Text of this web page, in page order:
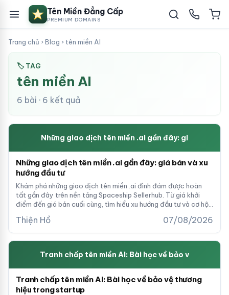
Tên Miền Đẳng Cấp
PREMIUM DOMAINS
Trang chủ ›Blog › tên miền AI
🏷 TAG
tên miền AI
6 bài · 6 kết quả
Những giao dịch tên miền .ai gần đây: gi
Những giao dịch tên miền .ai gần đây: giá bán và xu
hướng đầu tư
Khám phá những giao dịch tên miền .ai đình đám được hoàn
tất gần đây trên nền tảng Spaceship Sellerhub. Từ giá khởi
điểm đến giá bán cuối cùng, tìm hiểu xu hướng đầu tư và cơ hội
Thiện Hồ 07/08/2026
Tranh chấp tên miền AI: Bài học về bảo v
Tranh chấp tên miền AI: Bài học về bảo vệ thương
hiệu trong startup